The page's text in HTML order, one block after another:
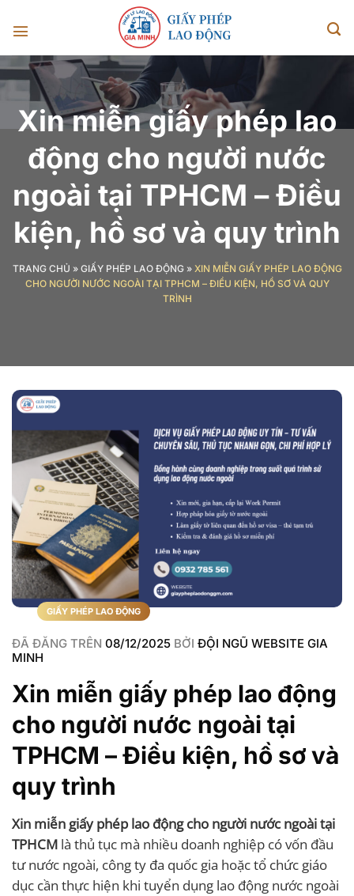
đến
nội
dung
Xin miễn giấy phép lao
động cho người nước
ngoài tại TPHCM – Điều
kiện, hồ sơ và quy trình
TRANG CHỦ » GIẤY PHÉP LAO ĐỘNG» XIN MIỄN GIẤY PHÉP LAO ĐỘNG
CHO NGƯỜI NƯỚC NGOÀI TẠI TPHCM – ĐIỀU KIỆN, HỒ SƠ VÀ QUY
TRÌNH
GIẤY PHÉP LAO ĐỘNG
ĐÃ ĐĂNG TRÊN 08/12/2025 BỞI ĐỘI NGŨ WEBSITE GIA
MINH
Xin miễn giấy phép lao động
cho người nước ngoài tại
TPHCM – Điều kiện, hồ sơ và
quy trình
Xin miễn giấy phép lao động cho người nước ngoài tại
TPHCM là thủ tục mà nhiều doanh nghiệp có vốn đầu
tư nước ngoài, công ty đa quốc gia hoặc tổ chức giáo
dục cần thực hiện khi tuyển dụng lao động nước ngoài